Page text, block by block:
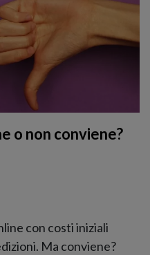
o non conviene?
con costi iniziali
Ma conviene?